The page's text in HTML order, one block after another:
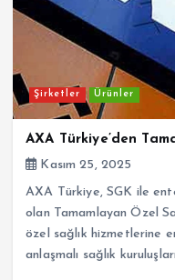
Şirketler Ürünler
AXA Türkiye’den
Kasım 25, 2025
AXA Türkiye, SGK ile
olan Tamamlayan Özel
özel sağlık hizmetlerine
anlaşmalı sağlık